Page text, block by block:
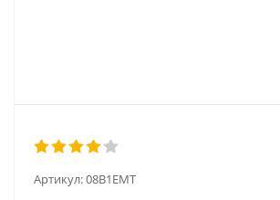
Артикул:08B1EMT